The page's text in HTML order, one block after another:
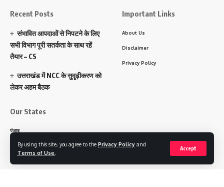
By using this site, you agree to the Privacy Policy and
Terms of Use
Accept
Recent Posts
संभावित आपदाओं से निपटने के लिए
सभी विभाग पूरी सतर्कता के साथ रहें
तैयार – CS
उत्तराखंड में NCC के सुदृढ़ीकरण को
लेकर अहम बैठक
Important Links
About Us
Disclaimer
Privacy Policy
Our States
पंजाब
हरियाणा
चंडीगढ़